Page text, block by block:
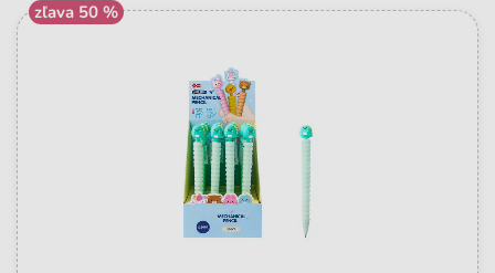
zľava 50 %